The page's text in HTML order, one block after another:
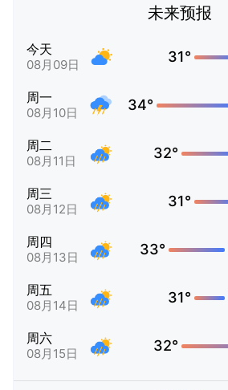
未来预报
今天
08月09日 31°
周一
08月10日 34°
周二
08月11日 32°
周三
08月12日 31°
周四
08月13日 33°
周五
08月14日 31°
周六
08月15日 32°